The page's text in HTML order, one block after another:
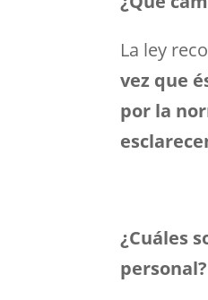
La ley
vez que
por la
¿Cuáles
personal?